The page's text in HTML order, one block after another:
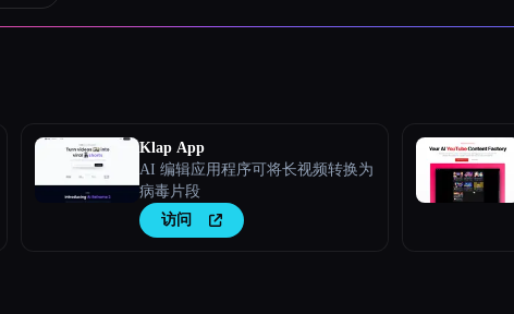
Klap App
AI 编辑应用程序可将长视频转换为
病毒片段
访问